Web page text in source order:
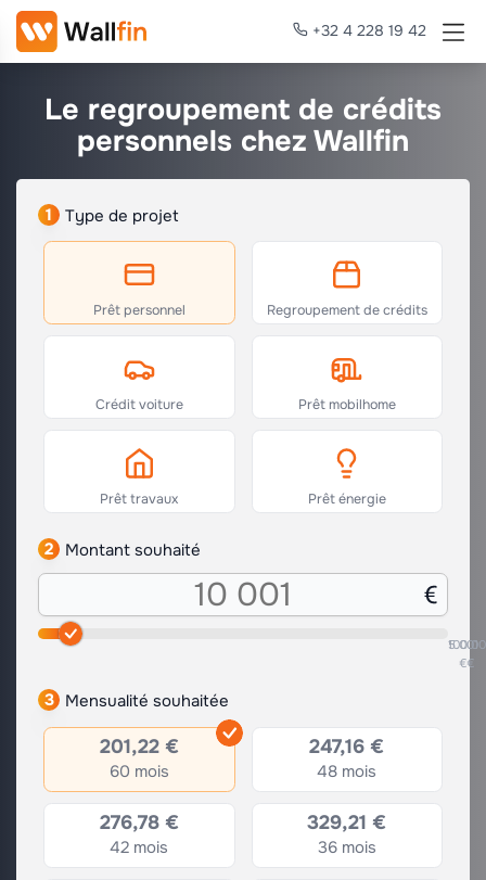
+32 4 228 19 42
Le regroupement de crédits
personnels chez Wallfin
1 Type de projet
Prêt personnel Regroupement de crédits
Crédit voiture Prêt mobilhome
Prêt travaux Prêt énergie
2 Montant souhaité
5.001
€€
3 Mensualité souhaitée
201,22 €
60 mois
247,16 €
48 mois
276,78 €
42 mois
329,21 €
36 mois